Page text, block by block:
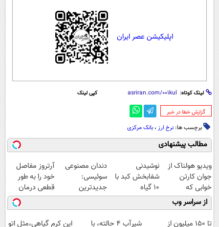
اپلیکیشن عصر ایران
لینک کوتاه: کپی لینک
‌گزارش خطا در خبر
برچسب ها: نرخ ارز ، بانک مرکزی
مطالب پیشنهادی
ویدیو هولناک از
جوان کارتن
خوابی که
میلیاردر شد.
آموزش رایگان
نوشیدنی
شفابخش کبد با
10 گیاه
موثر(تخفیف تا
امشب)
دندان مصنوعی
سوئیسی:
جدیدترین
فناوری اروپا،
سبک و مقاوم |
پرداخت قسطی
آرتروز مفاصل
خود را به طور
قطعی درمان
کنید!
◗پرسش‌نامه◖
از سراسر وب
تا ۱۵۰ میلیون از
شیر‌آب ۴ حالته، با
این کرم گیاهی،مثل اتو